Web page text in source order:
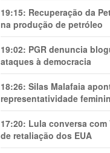
19:15: Recuperação da
na produção de petróleo
19:02: PGR denuncia
ataques à democracia
18:26: Silas Malafaia
representatividade
17:20: Lula conversa
de retaliação dos EUA